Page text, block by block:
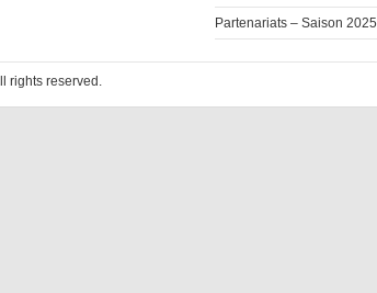
Partenariats – Saison 2025
rights reserved.